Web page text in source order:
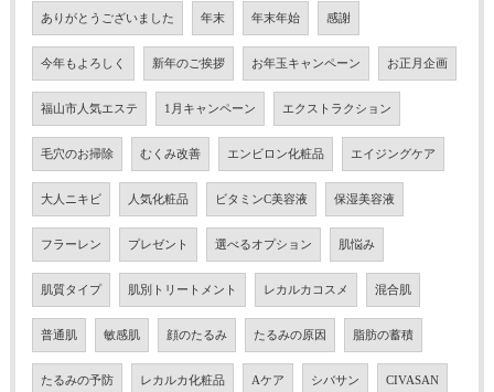
ありがとうございました 年末 年末年始 感謝
今年もよろしく 新年のご挨拶 お年玉キャンペーン お正月企画
福山市人気エステ 1月キャンペーン エクストラクション
毛穴のお掃除 むくみ改善 エンビロン化粧品 エイジングケア
大人ニキビ 人気化粧品 ビタミンC美容液 保湿美容液
フラーレン プレゼント 選べるオプション 肌悩み
肌質タイプ 肌別トリートメント レカルカコスメ 混合肌
普通肌 敏感肌 顔のたるみ たるみの原因 脂肪の蓄積
たるみの予防 レカルカ化粧品 Aケア シバサン CIVASAN